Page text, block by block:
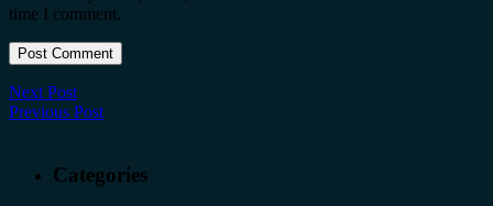
time I comment.
Next Post
Previous Post
Categories